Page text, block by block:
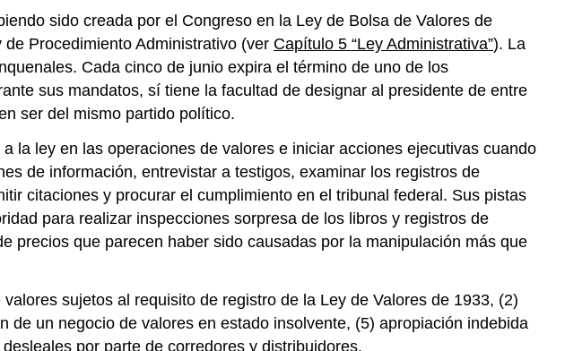
llevar
Ejercicios
sido creada por el Congreso en la Ley de Bolsa de Valores de
Procedimiento Administrativo (ver Capítulo 5 “Ley Administrativa”). La
Cada cinco de junio expira el término de uno de los
sus mandatos, sí tiene la facultad de designar al presidente de entre
ser del mismo partido político.
la ley en las operaciones de valores e iniciar acciones ejecutivas cuando
de información, entrevistar a testigos, examinar los registros de
citaciones y procurar el cumplimiento en el tribunal federal. Sus pistas
para realizar inspecciones sorpresa de los libros y registros de
precios que parecen haber sido causadas por la manipulación más que
sujetos al requisito de registro de la Ley de Valores de 1933, (2)
un negocio de valores en estado insolvente, (5) apropiación indebida
por parte de corredores y distribuidores.